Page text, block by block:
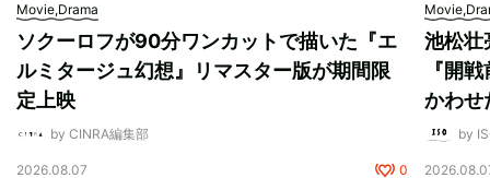
Movie,Drama
ソクーロフが90分ワンカットで描いた『エ
ルミタージュ幻想』リマスター版が期間限
定上映
by CINRA編集部
2026.08.07 0
池松壮
『開
かわせ
by